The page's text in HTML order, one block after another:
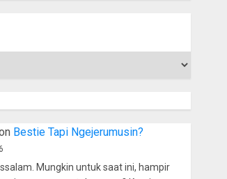
Bestie Tapi Ngejerumusin?
Mungkin untuk saat ini, hampir